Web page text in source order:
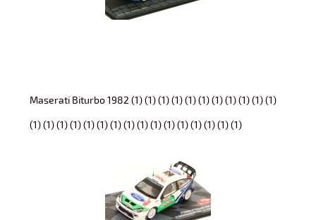
Maserati Biturbo 1982 (1) (1) (1) (1) (1) (1) (1) (1) (1) (1) (1)
(1) (1) (1) (1) (1) (1) (1) (1) (1) (1) (1) (1) (1) (1) (1) (1)